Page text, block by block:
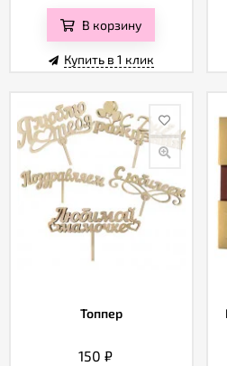
В корзину
Купить в 1 клик
Топпер
150₽